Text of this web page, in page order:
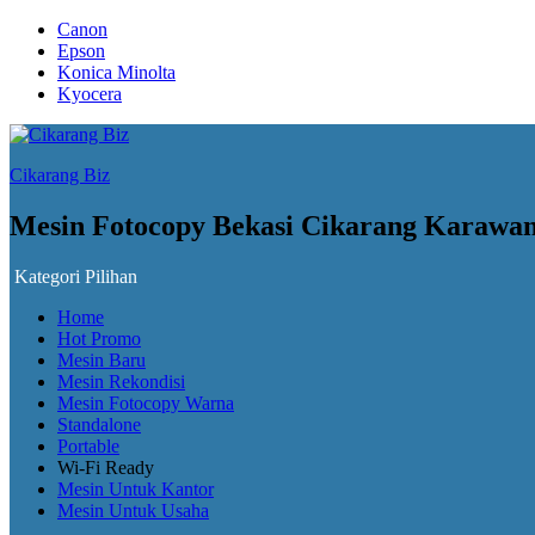
Canon
Epson
Konica Minolta
Kyocera
Cikarang Biz
Mesin Fotocopy Bekasi Cikarang
Kategori Pilihan
Home
Hot Promo
Mesin Baru
Mesin Rekondisi
Mesin Fotocopy Warna
Standalone
Portable
Wi-Fi Ready
Mesin Untuk Kantor
Mesin Untuk Usaha